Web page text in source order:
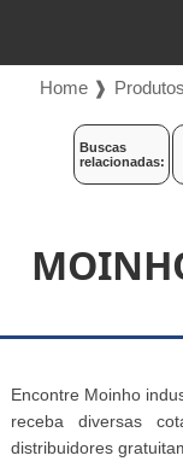
Home ❱
Buscas
relacionadas:
Encontre Moinho
receba diversas
distribuidores